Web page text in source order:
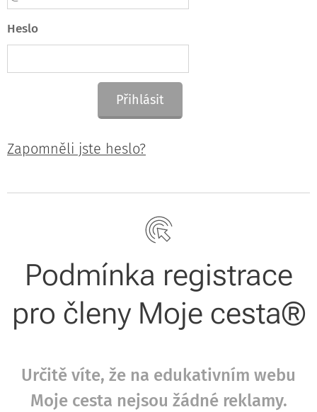
Heslo
Přihlásit
Zapomněli jste heslo?
Podmínka registrace
pro členy Moje cesta®
Určitě víte, že na edukativním webu
Moje cesta nejsou žádné reklamy.